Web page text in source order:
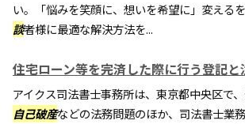
い。「悩みを笑顔に、想いを希望に」変える
談者様に最適な解決方法を...
住宅ローン等を完済した際に行う登記と
アイクス司法書士事務所は、東京都中央区で、
自己破産などの法務問題のほか、司法書士業